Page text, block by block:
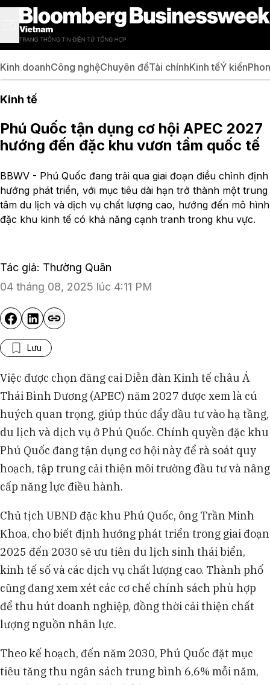
Kinh doanhCông nghệChuyên đềTài chínhKinh tếÝ kiến
Kinh tế
Phú Quốc tận dụng cơ hội APEC 2027
hướng đến đặc khu vươn tầm quốc tế
BBWV - Phú Quốc đang trải qua giai đoạn điều chỉnh định
hướng phát triển, với mục tiêu dài hạn trở thành một trung
tâm du lịch và dịch vụ chất lượng cao, hướng đến mô hình
đặc khu kinh tế có khả năng cạnh tranh trong khu vực.
Tác giả: Thường Quân
04 tháng 08, 2025 lúc 4:11 PM
Lưu
Việc được chọn đăng cai Diễn đàn Kinh tế châu Á
Thái Bình Dương (APEC) năm 2027 được xem là cú
huých quan trọng, giúp thúc đẩy đầu tư vào hạ tầng,
du lịch và dịch vụ ở Phú Quốc. Chính quyền đặc khu
Phú Quốc đang tận dụng cơ hội này để rà soát quy
hoạch, tập trung cải thiện môi trường đầu tư và nâng
cấp năng lực điều hành.
Chủ tịch UBND đặc khu Phú Quốc, ông Trần Minh
Khoa, cho biết định hướng phát triển trong giai đoạn
2025 đến 2030 sẽ ưu tiên du lịch sinh thái biển,
kinh tế số và các dịch vụ chất lượng cao. Thành phố
cũng đang xem xét các cơ chế chính sách phù hợp
để thu hút doanh nghiệp, đồng thời cải thiện chất
lượng nguồn nhân lực.
Theo kế hoạch, đến năm 2030, Phú Quốc đặt mục
tiêu tăng thu ngân sách trung bình 6,6% mỗi năm,